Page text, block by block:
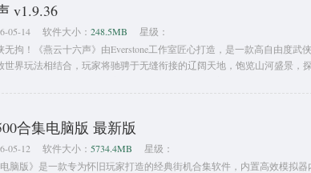
v1.9.36
05-14 软件大小： 248.5MB
星级：
无拘！《燕云十六声》由Everstone工作室匠心打造，是一款高自由度武
世界玩法相结合，玩家将驰骋于无缝衔接的辽阔天地，饱览山河盛景，
合集电脑版 最新版
05-12 软件大小： 5734.4MB
星级：
电脑版》是一款专为怀旧玩家打造的经典街机合集软件，内置高效模拟